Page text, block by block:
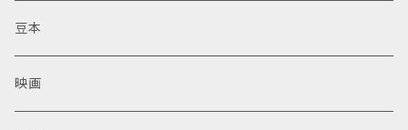
豆本
映画